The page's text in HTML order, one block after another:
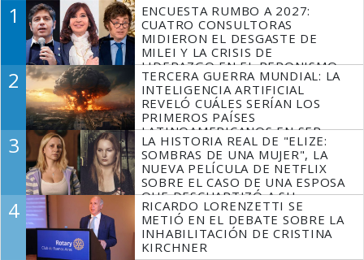
1
ENCUESTA RUMBO A 2027:
CUATRO CONSULTORAS
MIDIERON EL DESGASTE DE
MILEI Y LA CRISIS DE
LIDERAZGO EN EL PERONISMO
2
TERCERA GUERRA MUNDIAL: LA
INTELIGENCIA ARTIFICIAL
REVELÓ CUÁLES SERÍAN LOS
PRIMEROS PAÍSES
LATINOAMERICANOS EN SER
DERROTADOS
3
LA HISTORIA REAL DE "ELIZE:
SOMBRAS DE UNA MUJER", LA
NUEVA PELÍCULA DE NETFLIX
SOBRE EL CASO DE UNA ESPOSA
QUE DESCUARTIZÓ A SU
MARIDO
4
RICARDO LORENZETTI SE
METIÓ EN EL DEBATE SOBRE LA
INHABILITACIÓN DE CRISTINA
KIRCHNER